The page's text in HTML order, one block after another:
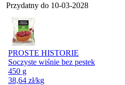
Przydatny do 10-03-2028
PROSTE HISTORIE
Soczyste wiśnie bez pestek
450 g
38,64 zł/kg